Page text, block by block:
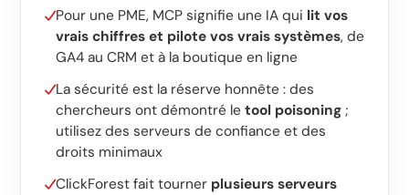
GEO
Ads
Pour une PME, MCP signifie une IA qui lit vos
vrais chiffres et pilote vos vrais systèmes, de
GA4 au CRM et à la boutique en ligne
La sécurité est la réserve honnête : des
chercheurs ont démontré le tool poisoning ;
utilisez des serveurs de confiance et des
droits minimaux
ClickForest fait tourner plusieurs serveurs